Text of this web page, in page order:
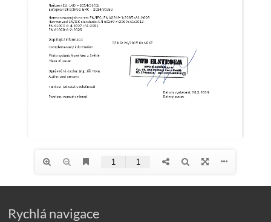
Rychlá navigace